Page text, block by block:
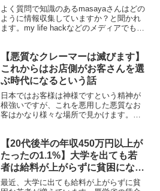
集アプリについて
よく質問で知識のあるmasayaさんはどの
ように情報収集していますか？と聞かれ
ます。my life hackなどのメディアでも情
トは生まれません。今回は、良質なイン
プットとアウトプットを手に入れるため
のオススメな情報収集アプリについてご
紹介します。
【悪質なクレーマーは滅びます】
これからはお店側がお客さんを選
ぶ時代になるという話
日本ではお客様は神様ですという精神が
根強いですが、これを悪用した悪質なお
客はかなり様々な場所で見かけます。で
でも、クレーマーを全員出入り禁止にし
たらまともなお客が3倍以上にもなった事
例もあります。今回はこれからはお店側
がお客さんを選ぶ時代になるという話を
ご紹介します。
【20代後半の年収450万円以上が
たったの1.1%】大学を出ても若
者は給料が上がらずに貧困になっ
ている話
最近、大学に出ても給料が上がらずに貧